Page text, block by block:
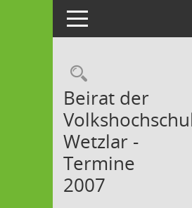
Toggle navigation
Beirat der
Wetzlar -
Termine
2007